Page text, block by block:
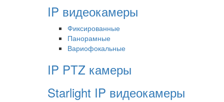
IP видеокамеры
Фиксированные
Панорамные
Вариофокальные
IP PTZ камеры
Starlight IP видеокамеры